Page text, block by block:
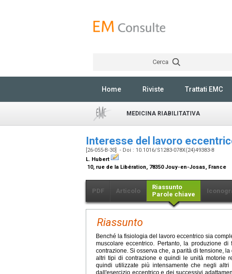
Cerca
Home Riviste Trattati EMC
MEDICINA RIABILITATIVA
Interesse del lavoro
[26-055-B-30] - Doi : 10.1016/S1283-078X(24)49383-8
L. Hubert
10, rue de la Libération, 78350 Jouy-en-Josas, France
PDF Articolo
Riassunto
Parole chiave
Riassunto
Benché la fisiologia del lavoro eccentrico sia
muscolare eccentrico. Pertanto, la produzione
contrazione. Si osserva che, a parità di tensione,
altri tipi di contrazione e quindi le unità motorie
quindi utilizzate più intensamente che negli
dall'esercizio eccentrico e dei successivi